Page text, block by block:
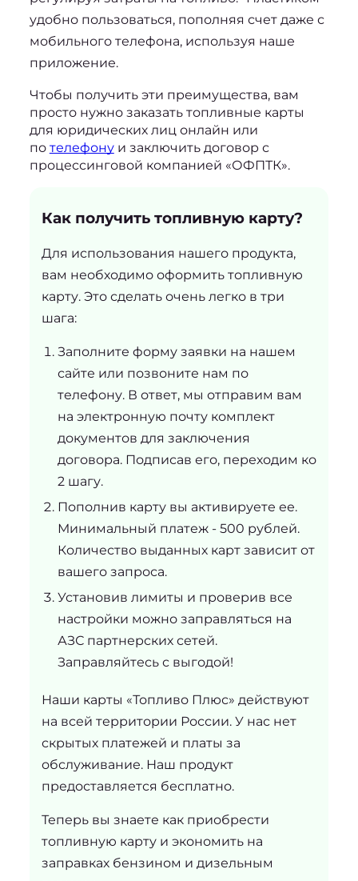
удобно пользоваться, пополняя счет даже с
мобильного телефона, используя наше
приложение.
Чтобы получить эти преимущества, вам
просто нужно заказать топливные карты
для юридических лиц онлайн или
по телефону и заключить договор с
процессинговой компанией «ОФПТК».
Как получить топливную карту?
Для использования нашего продукта,
вам необходимо оформить топливную
карту. Это сделать очень легко в три
шага:
Заполните форму заявки на нашем
сайте или позвоните нам по
телефону. В ответ, мы отправим вам
на электронную почту комплект
документов для заключения
договора. Подписав его, переходим ко
2 шагу.
Пополнив карту вы активируете ее.
Минимальный платеж - 500 рублей.
Количество выданных карт зависит от
вашего запроса.
Установив лимиты и проверив все
настройки можно заправляться на
АЗС партнерских сетей.
Заправляйтесь с выгодой!
Наши карты «Топливо Плюс» действуют
на всей территории России. У нас нет
скрытых платежей и платы за
обслуживание. Наш продукт
предоставляется бесплатно.
Теперь вы знаете как приобрести
топливную карту и экономить на
заправках бензином и дизельным